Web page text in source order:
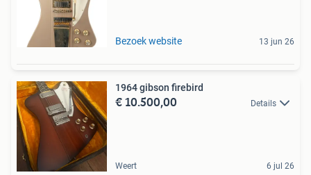
Bezoek website 13 jun 26
1964 gibson firebird
€ 10.500,00 Details
Weert 6 jul 26